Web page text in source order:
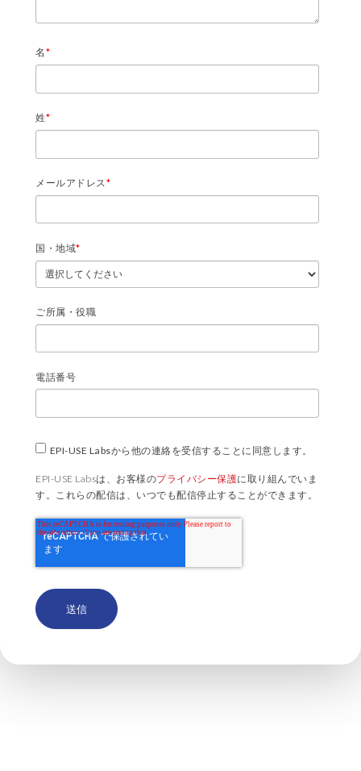
名 *
姓*
メールアドレス *
国・地域*
ご所属・役職
電話番号
EPI-USE Labsから他の連絡を受信することに同意します。
EPI-USE Labsは、お客様のプライバシー保護に取り組んでいま
す。これらの配信は、いつでも配信停止することができます。